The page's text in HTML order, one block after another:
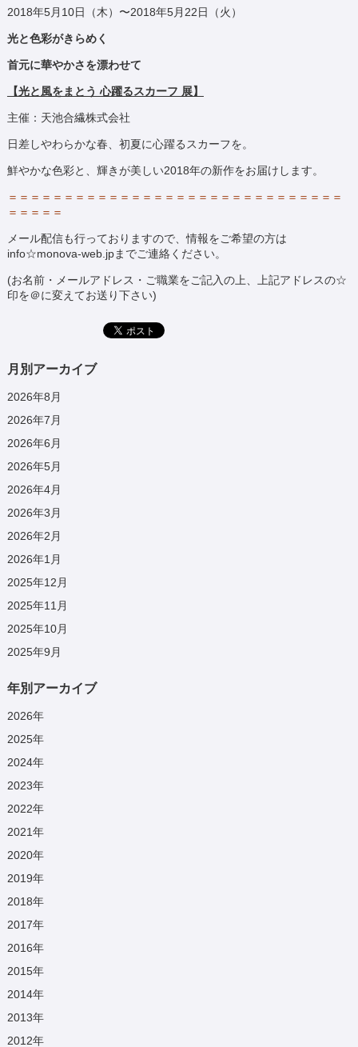
2018年5月10日（木）〜2018年5月22日（火）
光と色彩がきらめく
首元に華やかさを漂わせて
【光と風をまとう 心躍るスカーフ 展】
主催：天池合繊株式会社
日差しやわらかな春、初夏に心躍るスカーフを。
鮮やかな色彩と、輝きが美しい2018年の新作をお届けします。
＝＝＝＝＝＝＝＝＝＝＝＝＝＝＝＝＝＝＝＝＝＝＝＝＝＝＝＝＝＝
＝＝＝＝＝
メール配信も行っておりますので、情報をご希望の方は
info☆monova-web.jpまでご連絡ください。
(お名前・メールアドレス・ご職業をご記入の上、上記アドレスの☆
印を＠に変えてお送り下さい)
月別アーカイブ
2026年8月
2026年7月
2026年6月
2026年5月
2026年4月
2026年3月
2026年2月
2026年1月
2025年12月
2025年11月
2025年10月
2025年9月
年別アーカイブ
2026年
2025年
2024年
2023年
2022年
2021年
2020年
2019年
2018年
2017年
2016年
2015年
2014年
2013年
2012年